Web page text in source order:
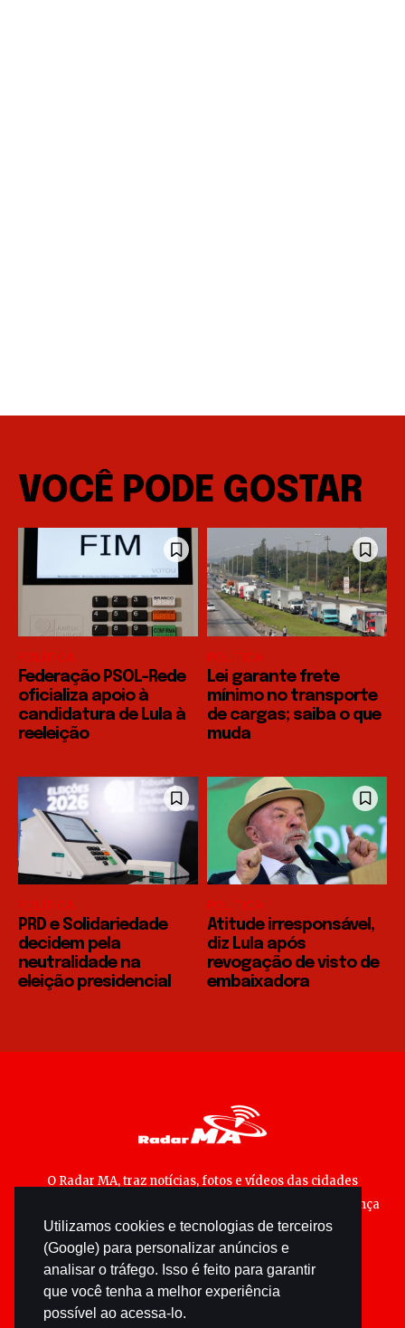
Utilizamos cookies e tecnologias de terceiros
(Google) para personalizar anúncios e
analisar o tráfego. Isso é feito para garantir
que você tenha a melhor experiência
possível ao acessa-lo.
VOCÊ PODE GOSTAR
POLÍTICA
Federação PSOL-Rede
oficializa apoio à
candidatura de Lula à
reeleição
POLÍTICA
Lei garante frete
mínimo no transporte
de cargas; saiba o que
muda
POLÍTICA
PRD e Solidariedade
decidem pela
neutralidade na
eleição presidencial
POLÍTICA
Atitude irresponsável,
diz Lula após
revogação de visto de
embaixadora
O Radar MA, traz notícias, fotos e vídeos das cidades
maranhenses; matérias especiais sobre política, segurança
pública e cultura popular.